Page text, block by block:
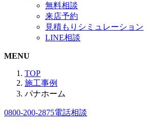
無料相談
来店予約
見積もりシミュレーション
LINE相談
MENU
TOP
施工事例
パナホーム
0800-200-2875電話相談